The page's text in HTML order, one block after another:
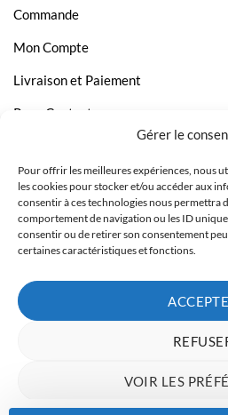
Gérer le
Pour offrir les meilleures expériences, nous
les cookies pour stocker et/ou accéder aux
consentir à ces technologies nous permettra
comportement de navigation ou les ID
consentir ou de retirer son consentement
certaines caractéristiques et fonctions.
VOIR LES
Commande
Mon Compte
Livraison et Paiement
Page Contact